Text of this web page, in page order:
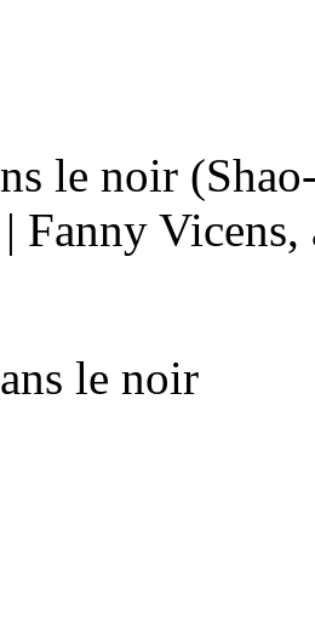
le noir
Fanny
le noir